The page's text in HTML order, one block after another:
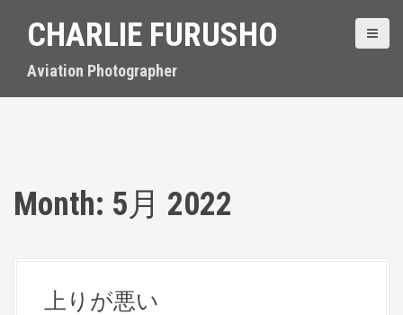
CHARLIE FURUSHO
Aviation Photographer
Month: 5月 2022
上りが悪い